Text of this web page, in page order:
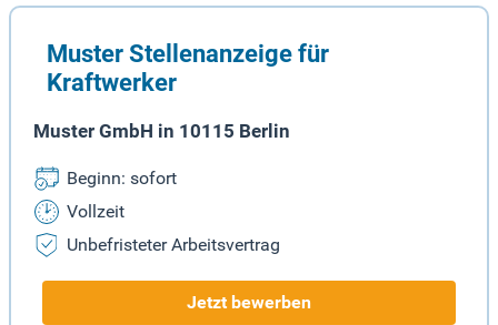
Muster Stellenanzeige für
Kraftwerker
Muster GmbH in 10115 Berlin
Beginn: sofort
Vollzeit
Unbefristeter Arbeitsvertrag
Jetzt bewerben